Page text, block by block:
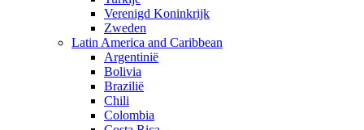
Verenigd Koninkrijk
Zweden
Latin America and Caribbean
Argentinië
Bolivia
Brazilië
Chili
Colombia